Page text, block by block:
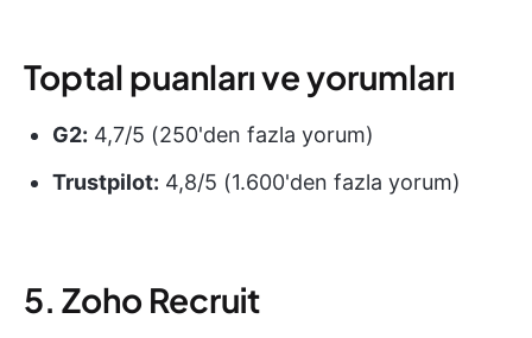
Toptal puanları ve yorumları
G2: 4,7/5 (250'den fazla yorum)
Trustpilot: 4,8/5 (1.600'den fazla yorum)
5. Zoho Recruit